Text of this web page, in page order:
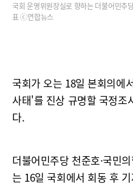
국회 운영위원장실로 향하는 더불어민주
표 ⓒ연합뉴스
국회가 오는 18일 본회의에
사태'를 진상 규명할 국정조
다.
더불어민주당 천준호·국민
는 16일 국회에서 회동 후